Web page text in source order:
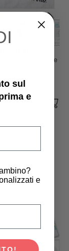
A Dream Come
più social!
22,95 €
sul
e
e